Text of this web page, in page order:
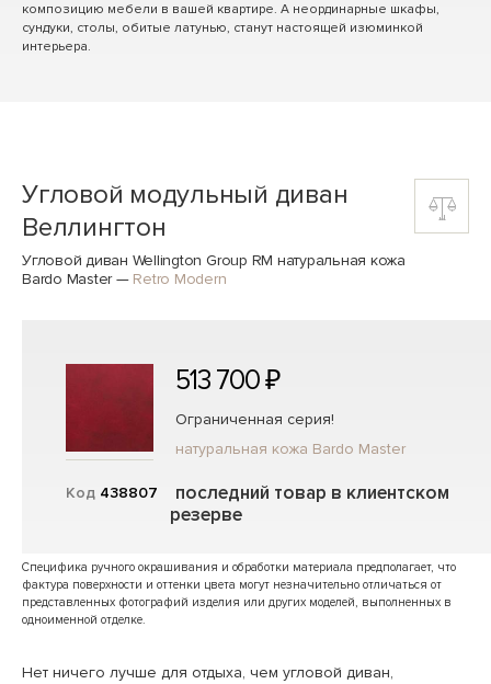
композицию мебели в вашей квартире. А неординарные шкафы,
сундуки, столы, обитые латунью, станут настоящей изюминкой
интерьера.
Угловой модульный диван
Веллингтон
Угловой диван Wellington Group RM натуральная кожа
Bardo Master— Retro Modern
Код 438807
513 700 ₽
Ограниченная серия!
натуральная кожа Bardo Master
последний товар в клиентском
резерве
Специфика ручного окрашивания и обработки материала предполагает, что
фактура поверхности и оттенки цвета могут незначительно отличаться от
представленных фотографий изделия или других моделей, выполненных в
одноименной отделке.
Нет ничего лучше для отдыха, чем угловой диван,